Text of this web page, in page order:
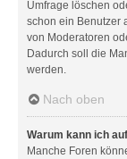
Umfrage löschen
schon ein Benutzer
von Moderatoren
Dadurch soll die
werden.
Nach oben
Warum kann ich
Manche Foren